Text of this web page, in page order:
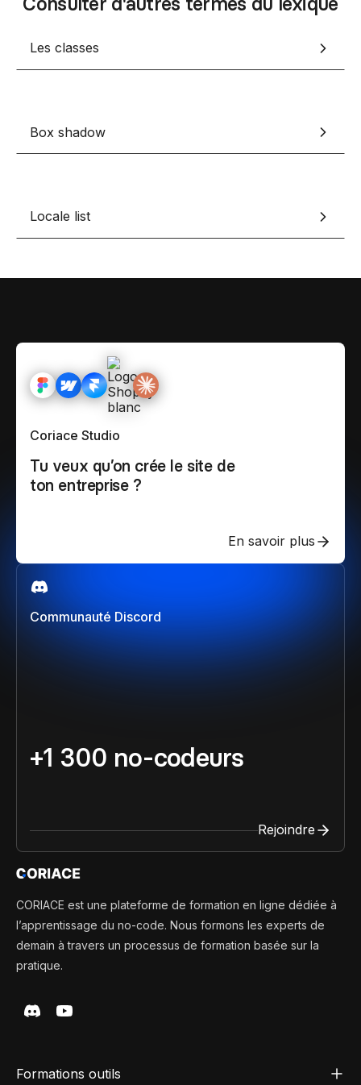
Composants
Ressources & actualités
Lexique No-code
Les métiers du
Les classes
Box shadow
Locale list
Communauté Discord
+1 300 no-codeurs
Rejoindre
Coriace Studio
Tu veux qu’on crée le site de
ton entreprise ?
En savoir plus
CORIACE est une plateforme de formation en ligne dédiée à
l’apprentissage du no-code. Nous formons les experts de
demain à travers un processus de formation basée sur la
pratique.
Formations outils